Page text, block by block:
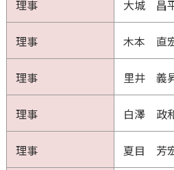
理事 大城 昌
理事 木本 直
理事 里井 義
理事 白澤 政
理事 夏目 芳